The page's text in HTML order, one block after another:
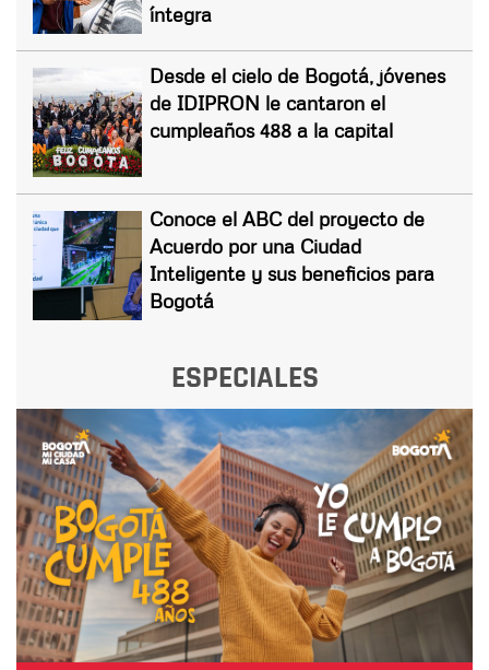
íntegra
Desde el cielo de Bogotá, jóvenes
de IDIPRON le cantaron el
cumpleaños 488 a la capital
Conoce el ABC del proyecto de
Acuerdo por una Ciudad
Inteligente y sus beneficios para
Bogotá
ESPECIALES